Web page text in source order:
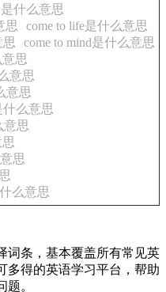
是什么意思
思
come to life是什么意思
思
come to mind是什么意思
意思
意思
意思
什么意思
意思
思
么意思
词条，基本覆盖所有常见英
多得的英语学习平台，帮助
。